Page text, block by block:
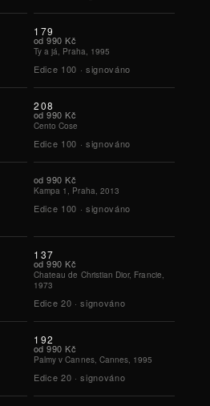
179
od 990 Kč
Ty a já, Praha, 1995
Edice 100 · signováno
208
od 990 Kč
Cento Cose
Edice 100 · signováno
od 990 Kč
Kampa 1, Praha, 2013
Edice 100 · signováno
137
od 990 Kč
Chateau de Christian Dior, Francie,
1973
Edice 20 ·signováno
192
od 990 Kč
Palmy v Cannes, Cannes, 1995
Edice 20 ·signováno